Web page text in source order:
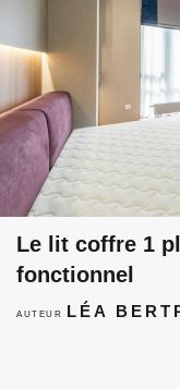
Le lit coffre 1
fonctionnel
AUTEUR LÉA